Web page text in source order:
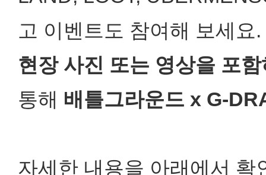
고 이벤트도 참여해 보세요.
현장 사진 또는 영상을 포
통해 배틀그라운드 x G-
자세한 내용을 아래에서